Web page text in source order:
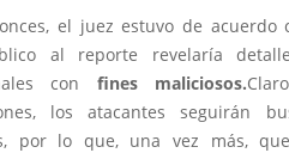
el juez estuvo de
al reporte revelaría
con fines maliciosos.
los atacantes seguirán
por lo que, una vez más,